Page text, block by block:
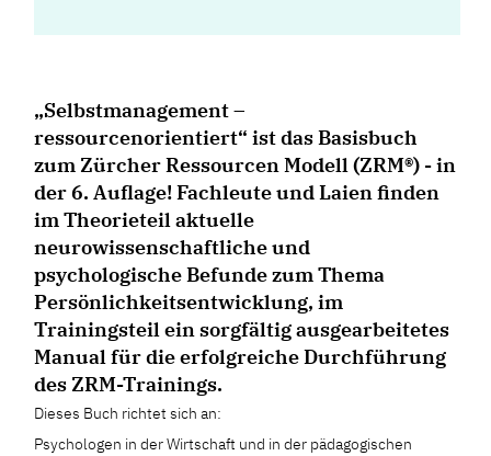
„Selbstmanagement –
ressourcenorientiert“ ist das Basisbuch
zum Zürcher Ressourcen Modell (ZRM®) - in
der 6. Auflage! Fachleute und Laien finden
im Theorieteil aktuelle
neurowissenschaftliche und
psychologische Befunde zum Thema
Persönlichkeitsentwicklung, im
Trainingsteil ein sorgfältig ausgearbeitetes
Manual für die erfolgreiche Durchführung
des ZRM-Trainings.
Dieses Buch richtet sich an:
Psychologen in der Wirtschaft und in der pädagogischen